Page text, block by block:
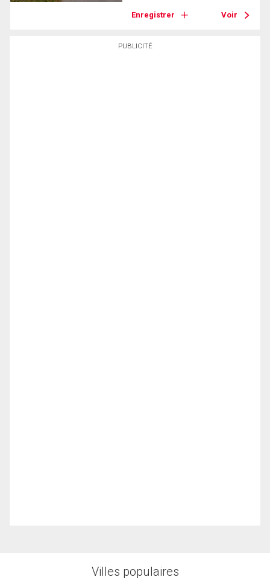
PUBLICITÉ
Enregistrer Voir
Villes populaires